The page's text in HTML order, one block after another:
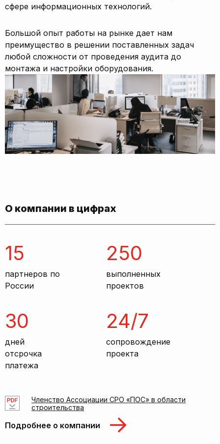
сфере информационных технологий.
Большой опыт работы на рынке дает нам
преимущество в решении поставленных задач
любой сложности от проведения аудита до
монтажа и настройки оборудования.
О компании в цифрах
15
партнеров по
России
250
выполненных
проектов
30
дней
отсрочка
платежа
24/7
сопровождение
проекта
Членство Ассоциации СРО «ПОС» в области
строительства
Подробнее о компании